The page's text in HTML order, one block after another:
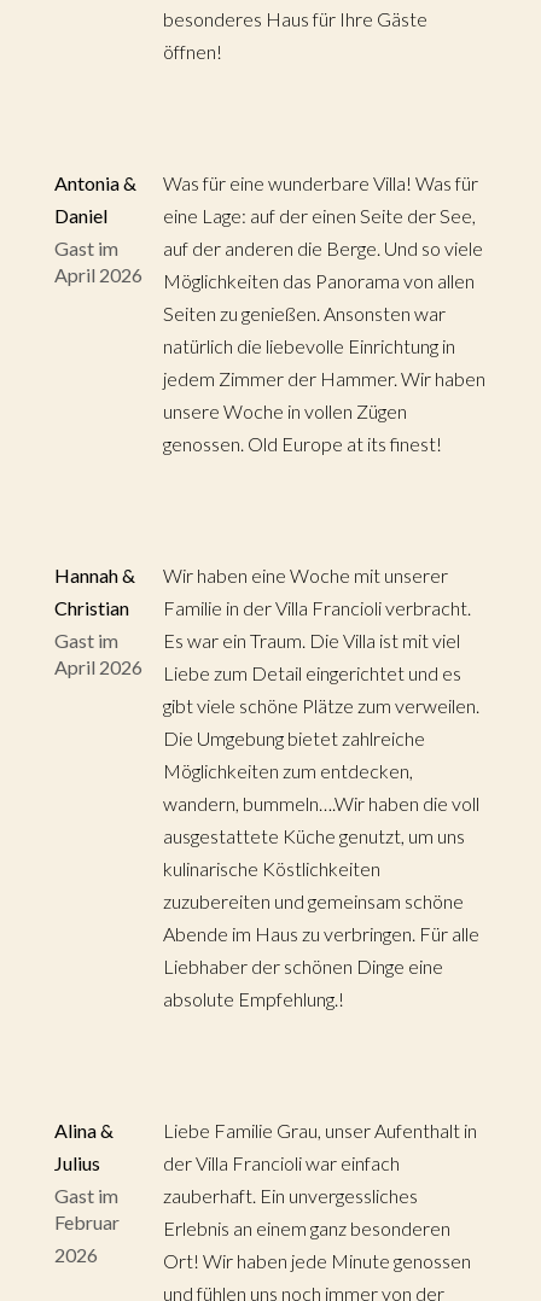
besonderes Haus für Ihre Gäste
öffnen!
Antonia &
Daniel
Gast im
April 2026
Was für eine wunderbare Villa! Was für
eine Lage: auf der einen Seite der See,
auf der anderen die Berge. Und so viele
Möglichkeiten das Panorama von allen
Seiten zu genießen. Ansonsten war
natürlich die liebevolle Einrichtung in
jedem Zimmer der Hammer. Wir haben
unsere Woche in vollen Zügen
genossen. Old Europe at its finest!
Hannah &
Christian
Gast im
April 2026
Wir haben eine Woche mit unserer
Familie in der Villa Francioli verbracht.
Es war ein Traum. Die Villa ist mit viel
Liebe zum Detail eingerichtet und es
gibt viele schöne Plätze zum verweilen.
Die Umgebung bietet zahlreiche
Möglichkeiten zum entdecken,
wandern, bummeln….Wir haben die voll
ausgestattete Küche genutzt, um uns
kulinarische Köstlichkeiten
zuzubereiten und gemeinsam schöne
Abende im Haus zu verbringen. Für alle
Liebhaber der schönen Dinge eine
absolute Empfehlung.!
Alina &
Julius
Gast im
Februar
2026
Liebe Familie Grau, unser Aufenthalt in
der Villa Francioli war einfach
zauberhaft. Ein unvergessliches
Erlebnis an einem ganz besonderen
Ort! Wir haben jede Minute genossen
und fühlen uns noch immer von der